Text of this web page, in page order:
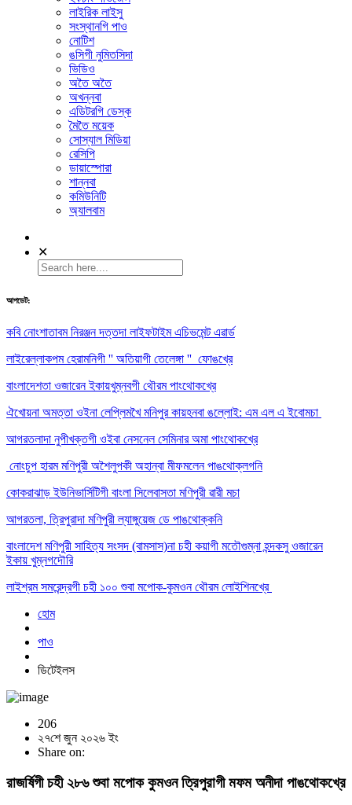
লাইরিক লাইসু
সংস্থানগি পাও
নোটিশ
ঙসিগী নুমিতসিদা
ভিডিও
অতৈ অতৈ
অখন্নবা
এডিটরগি ডেস্ক
মৈতৈ ময়েক
সোস্যাল মিডিয়া
রেসিপি
ডায়াস্পোরা
শান্নবা
কমিউনিটি
অ্যালবাম
✕
আপডেট:
কবি নোংশাতাবম নিরঞ্জন দত্তদা লাইফটাইম এচিভমেন্ট এৱার্ড
লাইরেল্লাকপম হেরামনিগী '' অতিয়াগী তেলেঙ্গা '' ফোঙখ্রে
বাংলাদেশতা ওজারেন ইকায়খুম্নবগী থৌরম পাংথোকখ্রে
ঐখোয়না অমত্তা ওইনা লেপ্লিমখৈ মনিপুর কায়হনবা ঙল্লোই: এম এল এ ইবোমচা
আগরতলাদা নুপীখক্তগী ওইবা নেসনেল সেমিনার অমা পাংথোকখ্রে
নোংচুপ হারম মণিপুরী অশৈলুপকী অহান্বা মীফমলেন পাঙথোক্লগনি
কোকরাঝাড় ইউনিভার্সিটিগী বাংলা সিলেবাসতা মণিপুরী ৱারী মচা
আগরতলা, ত্রিপুরাদা মণিপুরী ল্যাঙ্গুয়েজ ডে পাঙথোক্কনি
বাংলাদেশ মণিপুরী সাহিত্য সংসদ (বামসাস)না চহী কয়াগী মতৌগুম্না হন্দকসু ওজারেন
ইকায় খুম্নগদৌরি
লাইশ্রম সমরেন্দ্রগী চহী ১০০ শুবা মপোক-কুমওন থৌরম লোইশিনখ্রে
হোম
পাও
ডিটেইলস
206
২৭শে জুন ২০২৬ ইং
Share on:
রাজর্ষিগী চহী ২৮৬ শুবা মপোক কুমওন ত্রিপুরাগী মফম অনীদা পাঙথোকখ্রে